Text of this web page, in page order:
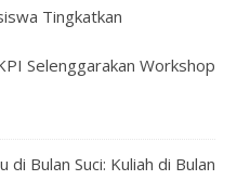
Tingkatkan
Selenggarakan Workshop
di Bulan Suci: Kuliah di Bulan